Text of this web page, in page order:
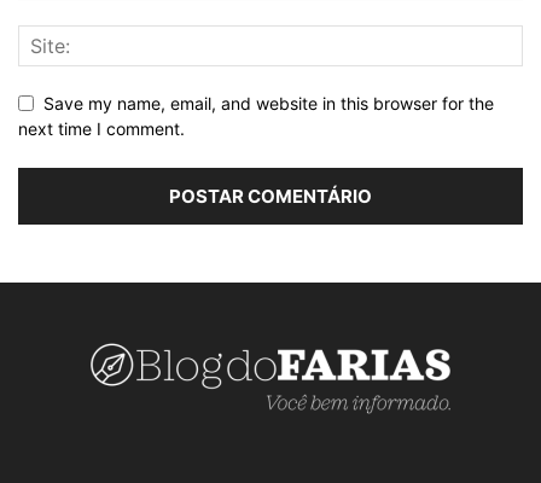
Save my name, email, and website in this browser for the
next time I comment.